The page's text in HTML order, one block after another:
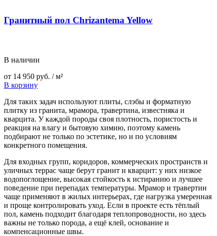
Гранитный пол Chrizantema Yellow
В наличии
от 14 950 руб. / м²
В корзину
Для таких задач используют плиты, слэбы и форматную
плитку из гранита, мрамора, травертина, известняка и
кварцита. У каждой породы своя плотность, пористость и
реакция на влагу и бытовую химию, поэтому камень
подбирают не только по эстетике, но и по условиям
конкретного помещения.
Для входных групп, коридоров, коммерческих пространств и
уличных террас чаще берут гранит и кварцит: у них низкое
водопоглощение, высокая стойкость к истиранию и лучшее
поведение при перепадах температуры. Мрамор и травертин
чаще применяют в жилых интерьерах, где нагрузка умеренная
и проще контролировать уход. Если в проекте есть тёплый
пол, камень подходит благодаря теплопроводности, но здесь
важны не только порода, а ещё клей, основание и
компенсационные швы.